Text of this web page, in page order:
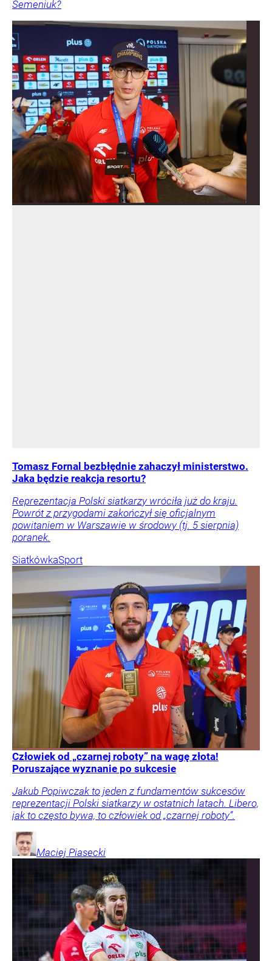
Semeniuk?
Tomasz Fornal bezbłędnie zahaczył ministerstwo.
Jaka będzie reakcja resortu?
Reprezentacja Polski siatkarzy wróciła już do kraju.
Powrót z przygodami zakończył się oficjalnym
powitaniem w Warszawie w środowy (tj. 5 sierpnia)
poranek.
SiatkówkaSport
Człowiek od „czarnej roboty” na wagę złota!
Poruszające wyznanie po sukcesie
Jakub Popiwczak to jeden z fundamentów sukcesów
reprezentacji Polski siatkarzy w ostatnich latach. Libero,
jak to często bywa, to człowiek od „czarnej roboty”.
Maciej Piasecki